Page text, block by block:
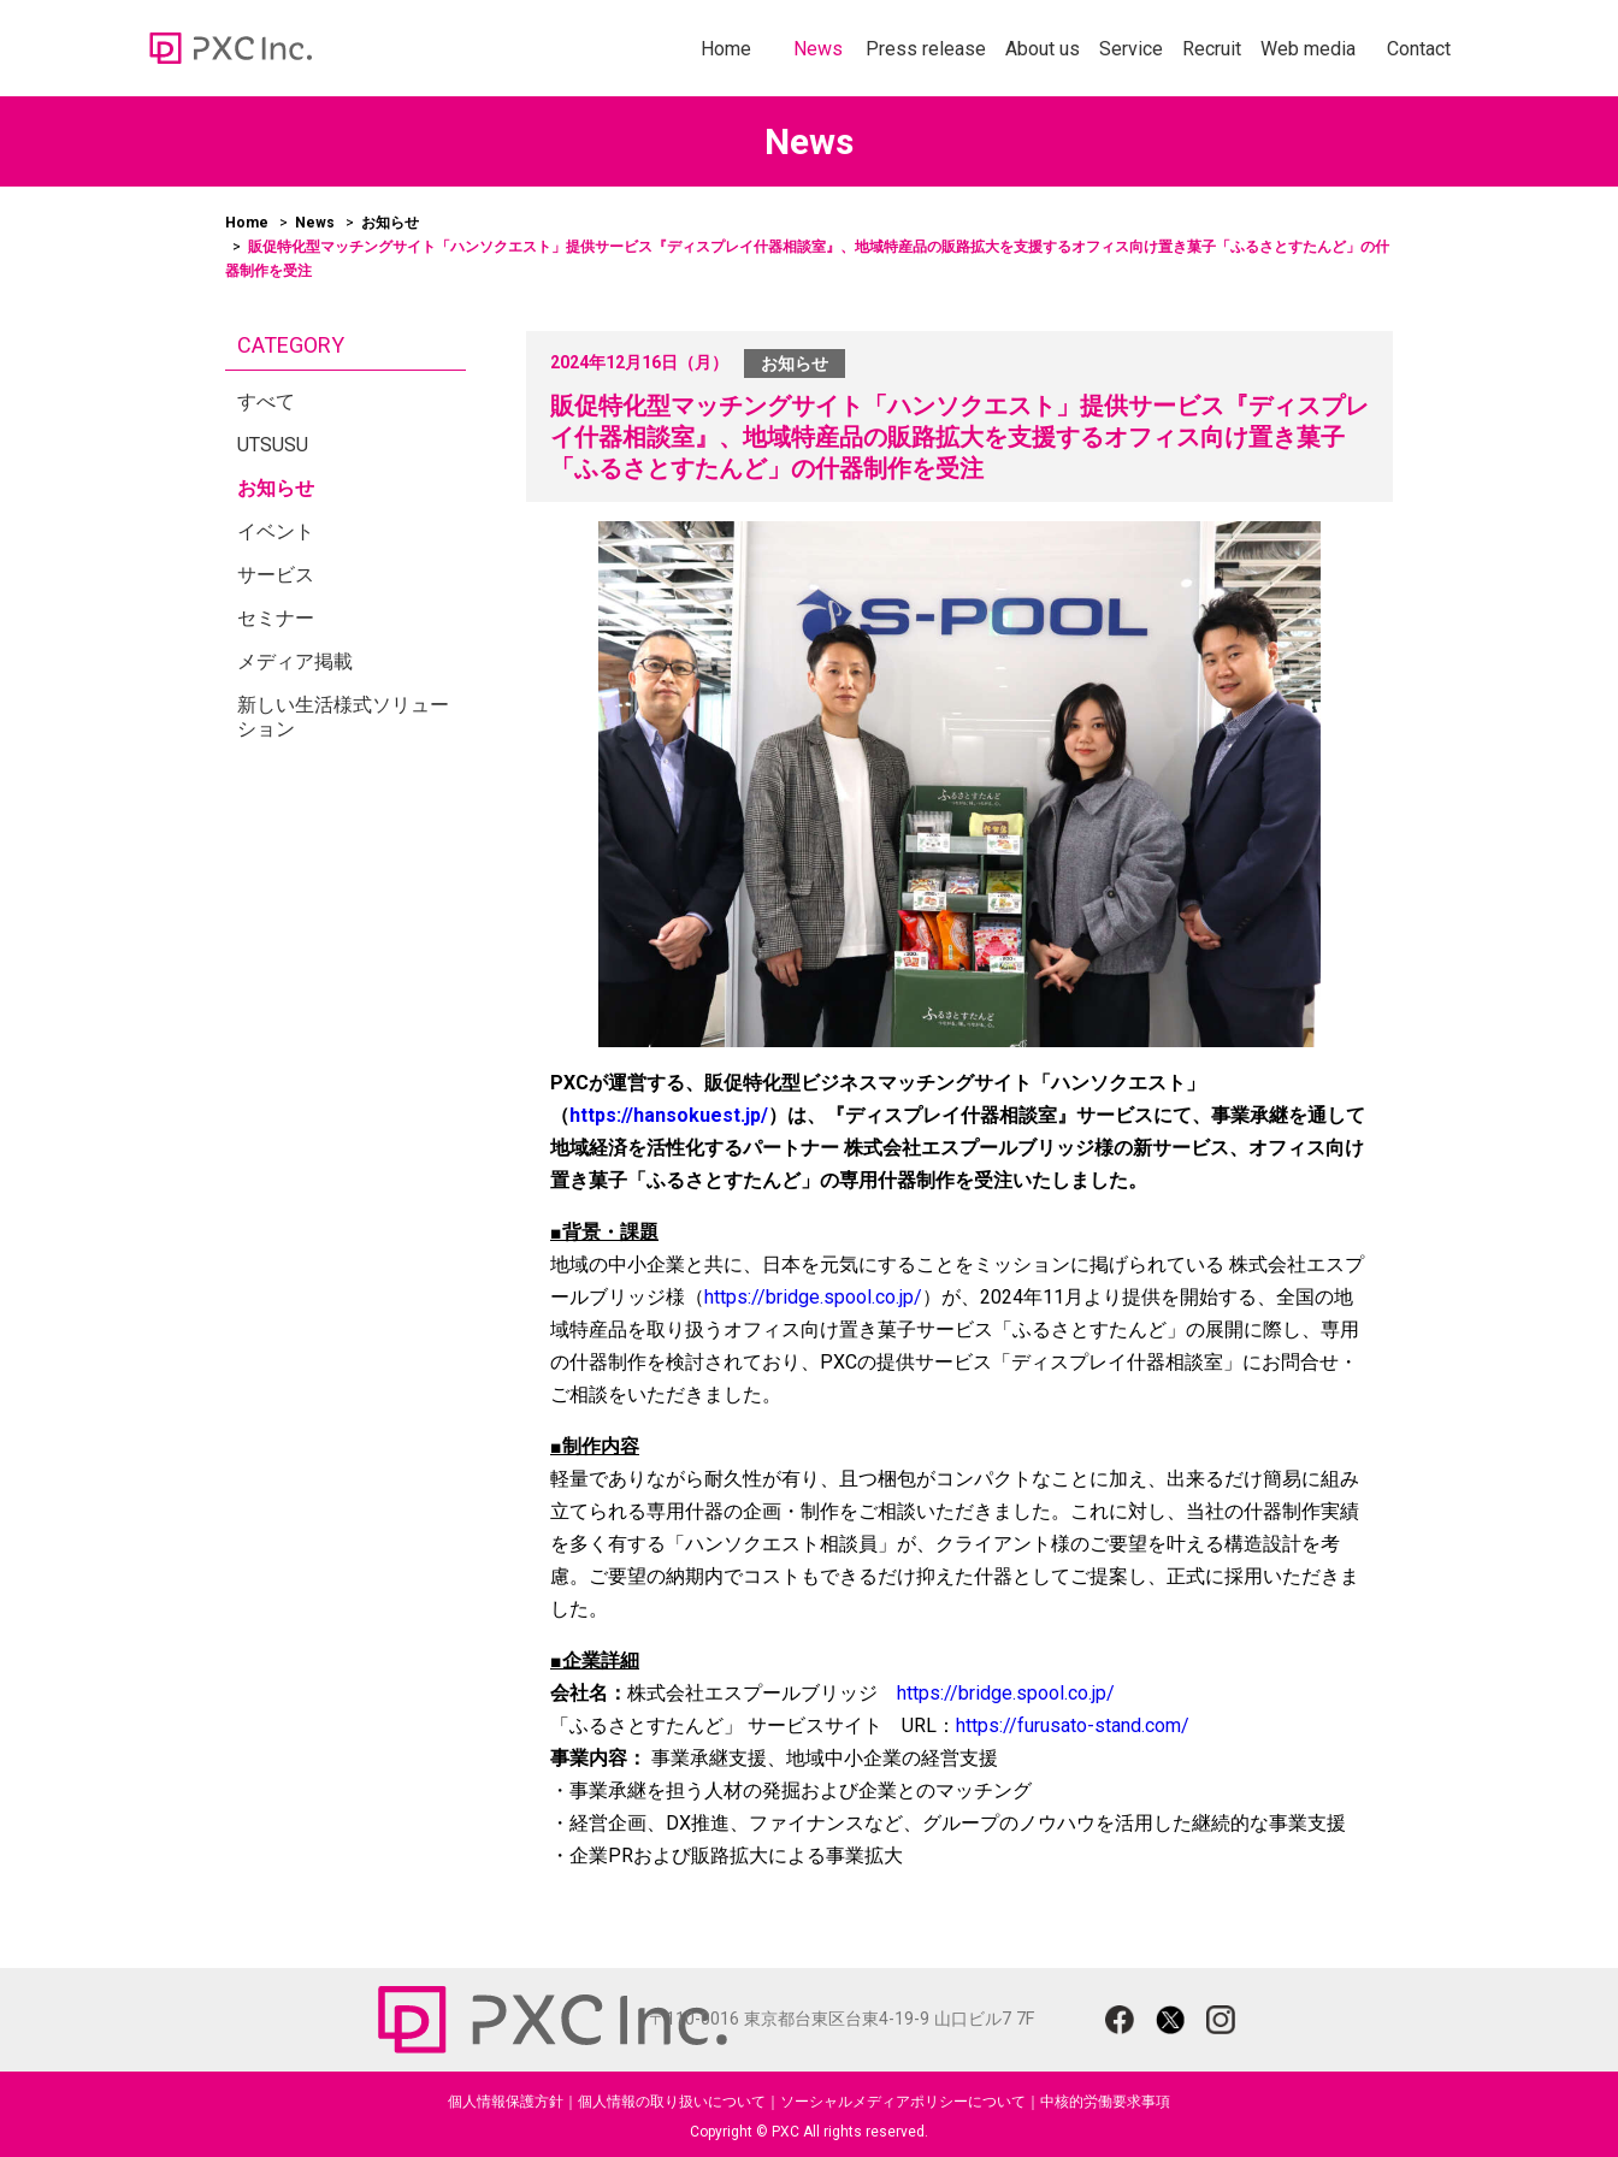
Home News Press release About us Service Recruit Web media
詳しくはこちら
詳しくはこちら
Contact
News
Home News
お知らせ
販促特化型マッチングサイト「ハンソクエスト」提供サービス『ディスプレイ什器相談室』、地域特産品の販路拡大を支援するオフィス向け置き菓子「ふるさとすたんど」の什
器制作を受注
2024年12月16日（月） お知らせ
販促特化型マッチングサイト「ハンソクエスト」提供サービス『ディスプレ
イ什器相談室』、地域特産品の販路拡大を支援するオフィス向け置き菓子
「ふるさとすたんど」の什器制作を受注
PXCが運営する、販促特化型ビジネスマッチングサイト「ハンソクエスト」
（https://hansokuest.jp/）は、『ディスプレイ什器相談室』サービスにて、事業承継を通して
地域経済を活性化するパートナー 株式会社エスプールブリッジ様の新サービス、オフィス向け
置き菓子「ふるさとすたんど」の専用什器制作を受注いたしました。
■背景・課題
地域の中小企業と共に、日本を元気にすることをミッションに掲げられている 株式会社エスプ
ールブリッジ様（https://bridge.spool.co.jp/）が、2024年11月より提供を開始する、全国の地
域特産品を取り扱うオフィス向け置き菓子サービス「ふるさとすたんど」の展開に際し、専用
の什器制作を検討されており、PXCの提供サービス「ディスプレイ什器相談室」にお問合せ・
ご相談をいただきました。
■制作内容
軽量でありながら耐久性が有り、且つ梱包がコンパクトなことに加え、出来るだけ簡易に組み
立てられる専用什器の企画・制作をご相談いただきました。これに対し、当社の什器制作実績
を多く有する「ハンソクエスト相談員」が、クライアント様のご要望を叶える構造設計を考
慮。ご要望の納期内でコストもできるだけ抑えた什器としてご提案し、正式に採用いただきま
した。
■企業詳細
会社名： 株式会社エスプールブリッジ https://bridge.spool.co.jp/
「ふるさとすたんど」 サービスサイト URL： https://furusato-stand.com/
事業内容： 事業承継支援、地域中小企業の経営支援
・事業承継を担う人材の発掘および企業とのマッチング
・経営企画、DX推進、ファイナンスなど、グループのノウハウを活用した継続的な事業支援
・企業PRおよび販路拡大による事業拡大
CATEGORY
すべて
UTSUSU
お知らせ
イベント
サービス
セミナー
メディア掲載
新しい生活様式ソリュー
ション
〒110-0016 東京都台東区台東4-19-9 山口ビル7 7F
個人情報保護方針 個人情報の取り扱いについて ソーシャルメディアポリシーについて
中核的労働要求事項
Copyright © PXC All rights reserved.